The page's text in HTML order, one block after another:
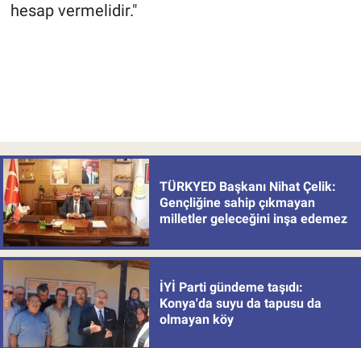
hesap vermelidir."
TÜRKYED Başkanı Nihat Çelik:
Gençliğine sahip çıkmayan
milletler geleceğini inşa edemez
İYİ Parti gündeme taşıdı:
Konya'da suyu da tapusu da
olmayan köy